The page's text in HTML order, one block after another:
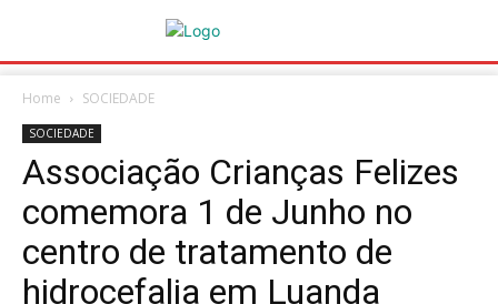
Home SOCIEDADE
SOCIEDADE
Associação Crianças Felizes
comemora 1 de Junho no
centro de tratamento de
hidrocefalia em Luanda